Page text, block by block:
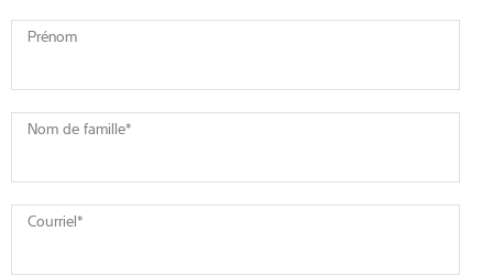
Prénom
Nom de famille*
Courriel*